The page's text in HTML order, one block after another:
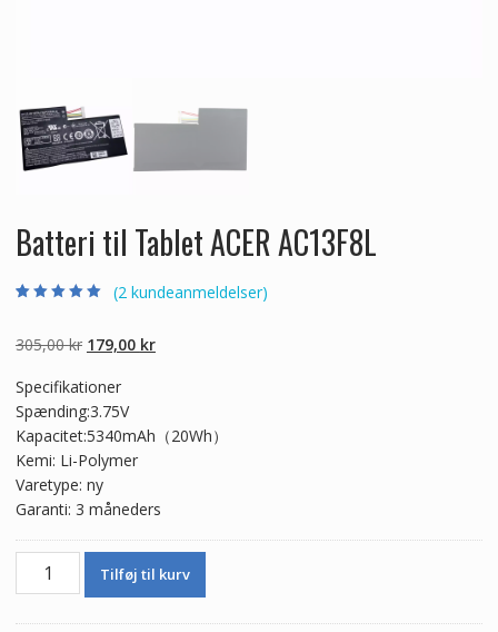
Batteri til Tablet ACER AC13F8L
baseret på
kundebedømmel
(2 kundeanmeldelser)
305,00kr Den
pris
var:
305,00 kr.
179,00 krDen
179,00 kr.
Specifikationer
Spænding:3.75V
Kapacitet:5340mAh（20Wh）
Kemi: Li-Polymer
Varetype: ny
Garanti: 3 måneders
Batteri
Tilføj til kurv